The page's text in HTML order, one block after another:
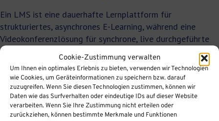
Cookie-Zustimmung verwalten
Um Ihnen ein optimales Erlebnis zu bieten, verwenden wir Technologien
wie Cookies, um Geräteinformationen zu speichern bzw. darauf
zuzugreifen. Wenn Sie diesen Technologien zustimmen, können wir
Daten wie das Surfverhalten oder eindeutige IDs auf dieser Website
verarbeiten. Wenn Sie Ihre Zustimmung nicht erteilen oder
zurückziehen, können bestimmte Merkmale und Funktionen
Ein LMS ist eine dauerhafte Lernplattform für
strukturiertes, asynchrones E-Learning, während eine
Videokonferenzlösung für synchrone, live durchgeführte
Online-Trainings gedacht ist. Beide Werkzeuge haben ihren
Platz im Remote-Training, erfüllen jedoch grundlegend
verschiedene Aufgaben.
Was ein LMS leistet
Ein Lernmanagementsystem speichert Kurse dauerhaft,